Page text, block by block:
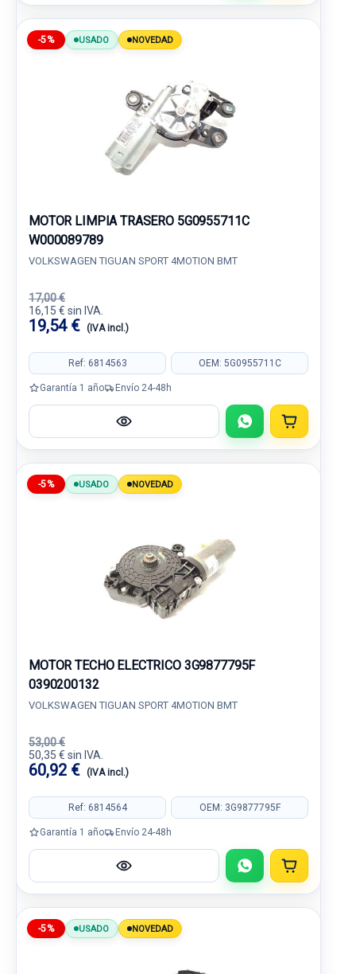
-5% USADO NOVEDAD
MOTOR LIMPIA TRASERO 5G0955711C
W000089789
VOLKSWAGEN TIGUAN SPORT 4MOTION BMT
17,00 €
16,15 € sin IVA.
19,54 € (IVA incl.)
Ref: 6814563 OEM: 5G0955711C
Garantía 1 año Envío 24-48h
-5% USADO NOVEDAD
MOTOR TECHO ELECTRICO 3G9877795F
0390200132
VOLKSWAGEN TIGUAN SPORT 4MOTION BMT
53,00 €
50,35 € sin IVA.
60,92 € (IVA incl.)
Ref: 6814564 OEM: 3G9877795F
Garantía 1 año Envío 24-48h
-5% USADO NOVEDAD